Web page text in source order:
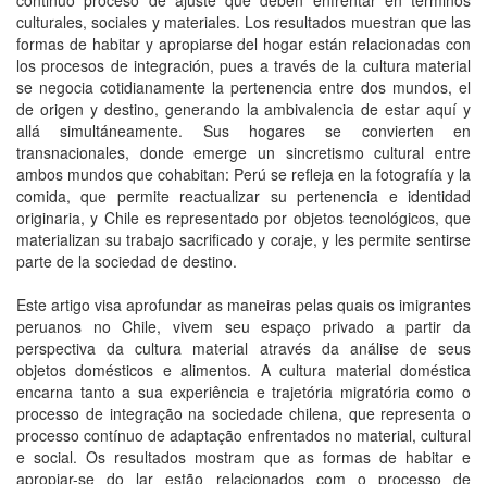
culturales, sociales y materiales. Los resultados muestran que las
formas de habitar y apropiarse del hogar están relacionadas con
los procesos de integración, pues a través de la cultura material
se negocia cotidianamente la pertenencia entre dos mundos, el
de origen y destino, generando la ambivalencia de estar aquí y
allá simultáneamente. Sus hogares se convierten en
transnacionales, donde emerge un sincretismo cultural entre
ambos mundos que cohabitan: Perú se refleja en la fotografía y la
comida, que permite reactualizar su pertenencia e identidad
originaria, y Chile es representado por objetos tecnológicos, que
materializan su trabajo sacrificado y coraje, y les permite sentirse
parte de la sociedad de destino.
Este artigo visa aprofundar as maneiras pelas quais os imigrantes
peruanos no Chile, vivem seu espaço privado a partir da
perspectiva da cultura material através da análise de seus
objetos domésticos e alimentos. A cultura material doméstica
encarna tanto a sua experiência e trajetória migratória como o
processo de integração na sociedade chilena, que representa o
processo contínuo de adaptação enfrentados no material, cultural
e social. Os resultados mostram que as formas de habitar e
apropiar-se do lar estão relacionados com o processo de